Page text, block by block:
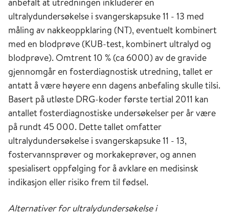
ultralydundersøkelse i svangerskapsuke 11 - 13 med
måling av nakkeoppklaring (NT), eventuelt kombinert
med en blodprøve (KUB-test, kombinert ultralyd og
blodprøve). Omtrent 10 % (ca 6000) av de gravide
gjennomgår en fosterdiagnostisk utredning, tallet er
antatt å være høyere enn dagens anbefaling skulle tilsi.
Basert på utløste DRG-koder første tertial 2011 kan
antallet fosterdiagnostiske undersøkelser per år være
på rundt 45 000. Dette tallet omfatter
ultralydundersøkelse i svangerskapsuke 11 - 13,
fostervannsprøver og morkakeprøver, og annen
spesialisert oppfølging for å avklare en medisinsk
indikasjon eller risiko frem til fødsel.
Alternativer for ultralydundersøkelse i